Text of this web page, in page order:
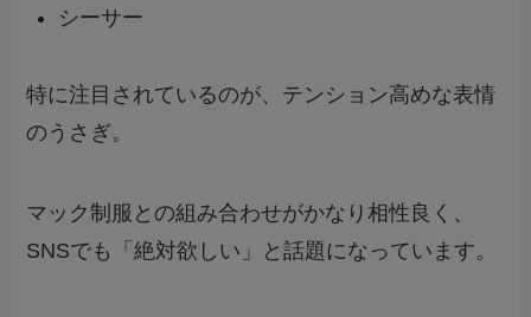
シーサー
特に注目されているのが、テンション高めな表情
のうさぎ。
マック制服との組み合わせがかなり相性良く、
SNSでも「絶対欲しい」と話題になっています。